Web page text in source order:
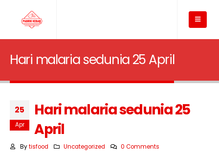
Hari malaria sedunia 25 April
25
Apr
Hari malaria sedunia 25
April
By tisfood Uncategorized 0 Comments